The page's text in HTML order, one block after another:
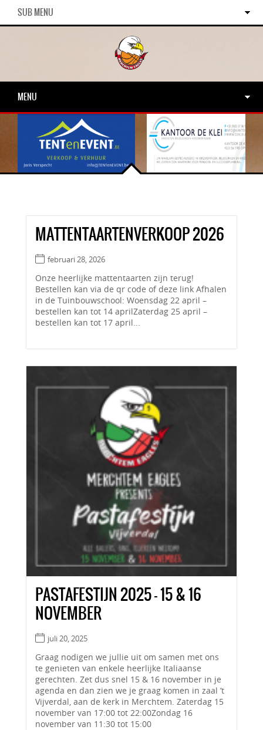
SUB MENU
MENU
MATTENTAARTENVERKOOP 2026
februari 28, 2026
Onze heerlijke mattentaarten zijn terug!
Bestellen kan via de qr code of deze link Afhalen
in de Tuinbouwschool: Woensdag 22 april –
bestellen kan tot 14 aprilZaterdag 25 april –
bestellen kan tot 17 april...
PASTAFESTIJN 2025 – 15 & 16
NOVEMBER
juli 20, 2025
Graag nodigen we jullie uit om samen met ons
te genieten van enkele heerlijke Italiaanse
gerechten. Zet dus snel 15 & 16 november in je
agenda en dan zien we je graag komen in zaal ’t
Vijverdal, aan de kerk in Merchtem. Zaterdag 15
november van 17:00 tot 22:00Zondag 16
november van 11:30 tot 15:00